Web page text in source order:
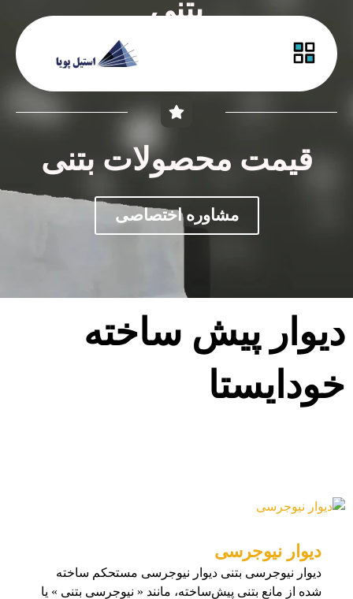
بتنی
راهنمای خرید
قیمت محصولات بتنی
مشاوره اختصاصی
دیوار پیش ساخته
خودایستا
دیوار نیوجرسی
دیوار نیوجرسی بتنی دیوار نیوجرسی مستحکم ساخته
شده از مانع بتنی پیش‌ساخته، مانند « نیوجرسی بتنی » یا